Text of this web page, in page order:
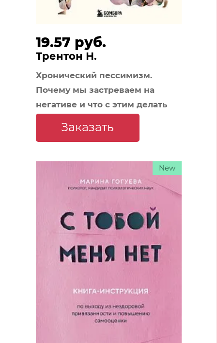
19.57 руб.
Трентон Н.
Хронический пессимизм.
Почему мы застреваем на
негативе и что с этим делать
Заказать
New